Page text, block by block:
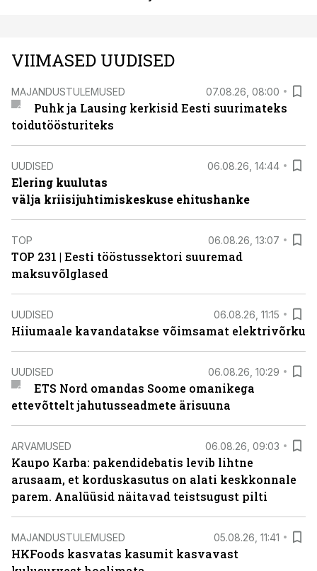
VIIMASED UUDISED
MAJANDUSTULEMUSED 07.08.26, 08:00
Puhk ja Lausing kerkisid Eesti suurimateks
toidutöösturiteks
UUDISED 06.08.26, 14:44
Elering kuulutas
välja kriisijuhtimiskeskuse ehitushanke
TOP 06.08.26, 13:07
TOP 231 | Eesti tööstussektori suuremad
maksuvõlglased
UUDISED 06.08.26, 11:15
Hiiumaale kavandatakse võimsamat elektrivõrku
UUDISED 06.08.26, 10:29
ETS Nord omandas Soome omanikega
ettevõttelt jahutusseadmete ärisuuna
ARVAMUSED 06.08.26, 09:03
Kaupo Karba: pakendidebatis levib lihtne
arusaam, et korduskasutus on alati keskkonnale
parem. Analüüsid näitavad teistsugust pilti
MAJANDUSTULEMUSED 05.08.26, 11:41
HKFoods kasvatas kasumit kasvavast